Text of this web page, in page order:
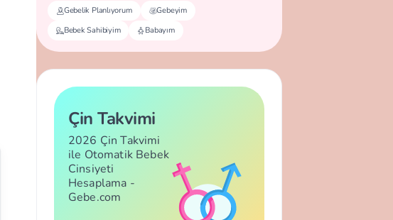
Gebelik Planlıyorum
Gebeyim
Bebek Sahibiyim
Babayım
Çin Takvimi
2026 Çin Takvimi
ile Otomatik Bebek
Cinsiyeti
Hesaplama -
Gebe.com